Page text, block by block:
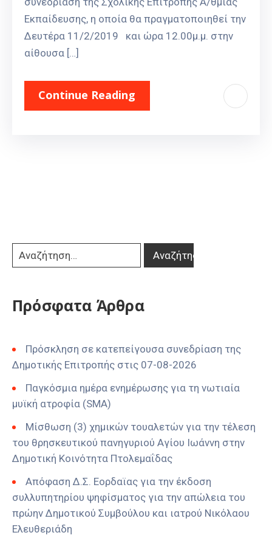
Εκπαίδευσης, η οποία θα πραγματοποιηθεί την
Δευτέρα 11/2/2019 και ώρα 12.00μ.μ. στην
αίθουσα […]
Continue Reading
Πρόσφατα Άρθρα
Πρόσκληση σε κατεπείγουσα συνεδρίαση της
Δημοτικής Επιτροπής στις 07-08-2026
Παγκόσμια ημέρα ενημέρωσης για τη νωτιαία
μυϊκή ατροφία (SMA)
Μίσθωση (3) χημικών τουαλετών για την τέλεση
του θρησκευτικού πανηγυριού Αγίου Ιωάννη στην
Δημοτική Κοινότητα Πτολεμαΐδας
Απόφαση Δ.Σ. Εορδαϊας για την έκδοση
συλλυπητηρίου ψηφίσματος για την απώλεια του
πρώην Δημοτικού Συμβούλου και ιατρού Νικόλαου
Ελευθεριάδη